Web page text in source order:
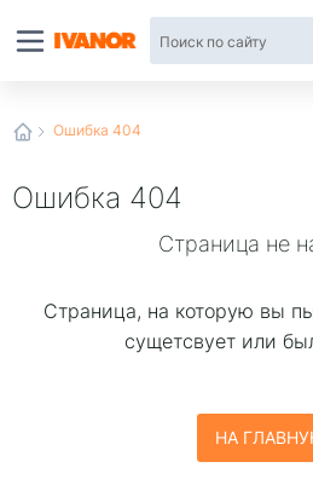
Ошибка 404
Ошибка 404
Страница не
Страница, на которую вы
сущетсвует или
НА
интернет-